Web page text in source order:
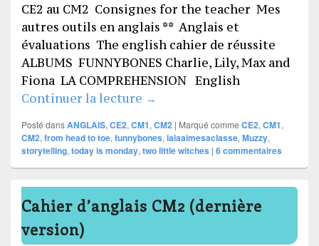
CE2 au CM2 Consignes for the teacher Mes
autres outils en anglais ** Anglais et
évaluations The english cahier de réussite
ALBUMS FUNNYBONES Charlie, Lily, Max and
Fiona LA COMPREHENSION English
Continuer la lecture ANGLAIS
→
Posté dansANGLAIS, CE2, CM1, CM2 | Marqué comme CE2, CM1,
CM2, from head to toe, funnybones, lalaaimesaclasse, Muzzy,
storytelling, today is monday, two little witches | 6commentaires
Cahier d’anglais CM2 (dernière
version)